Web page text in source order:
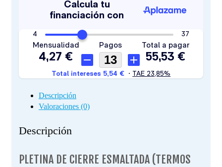
Descripción
Valoraciones (0)
Descripción
PLETINA DE CIERRE ESMALTADA (TERMOS